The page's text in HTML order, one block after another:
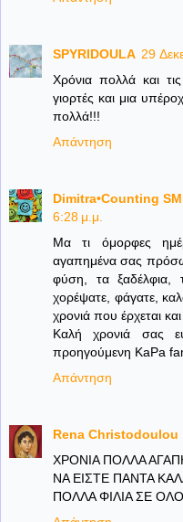
SPYRIDOULA 29
Χρόνια πολλά και
γιορτές και μια
πολλά!!!
Απάντηση
Dimitra•Counting
6:28 μ.μ.
Μα τι όμορφες
αγαπημένα σας
φύση, τα ξαδέλφια,
χορέψατε, φάγατε,
χρονιά που έρχεται
Καλή χρονιά σας
προηγούμενη ΚaPa
Απάντηση
Rena Christodoulou
ΧΡΟΝΙΑ ΠΟΛΛΑ
ΝΑ ΕΙΣΤΕ ΠΑΝΤΑ
ΠΟΛΛΑ ΦΙΛΙΑ ΣΕ